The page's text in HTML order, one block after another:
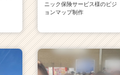
ニック保険サービス様のビジ
ョンマップ制作